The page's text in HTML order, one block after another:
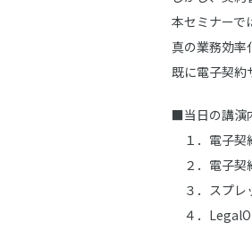
本セミナーで
真の業務効率
既に電子契約
■当日の講演
１．電子契
２．電子契
３．スプレ
４．